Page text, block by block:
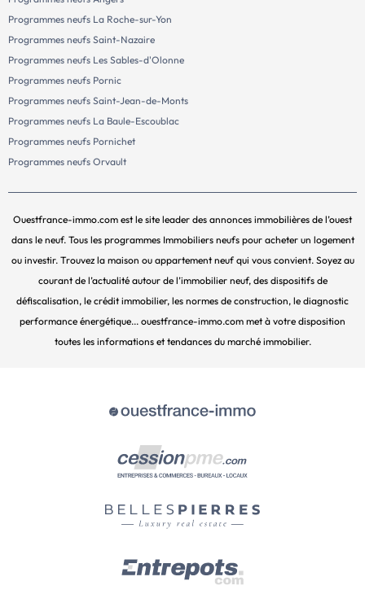
Programmes neufs La Roche-sur-Yon
Programmes neufs Saint-Nazaire
Programmes neufs Les Sables-d'Olonne
Programmes neufs Pornic
Programmes neufs Saint-Jean-de-Monts
Programmes neufs La Baule-Escoublac
Programmes neufs Pornichet
Programmes neufs Orvault
Ouestfrance-immo.com est le site leader des annonces immobilières de l’ouest
dans le neuf. Tous les programmes Immobiliers neufs pour acheter un logement
ou investir. Trouvez la maison ou appartement neuf qui vous convient. Soyez au
courant de l’actualité autour de l’immobilier neuf, des dispositifs de
défiscalisation, le crédit immobilier, les normes de construction, le diagnostic
performance énergétique... ouestfrance-immo.com met à votre disposition
toutes les informations et tendances du marché immobilier.